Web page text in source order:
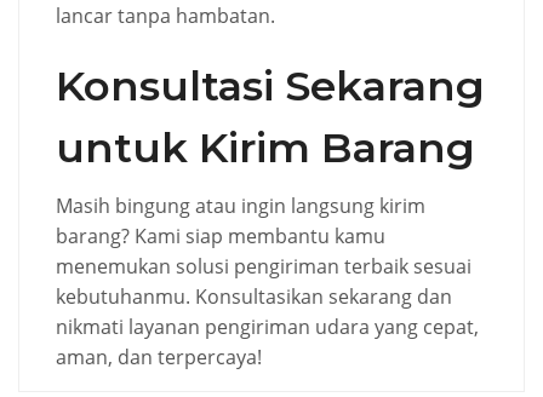
lancar tanpa hambatan.
Konsultasi Sekarang
untuk Kirim Barang
Masih bingung atau ingin langsung kirim
barang? Kami siap membantu kamu
menemukan solusi pengiriman terbaik sesuai
kebutuhanmu. Konsultasikan sekarang dan
nikmati layanan pengiriman udara yang cepat,
aman, dan terpercaya!